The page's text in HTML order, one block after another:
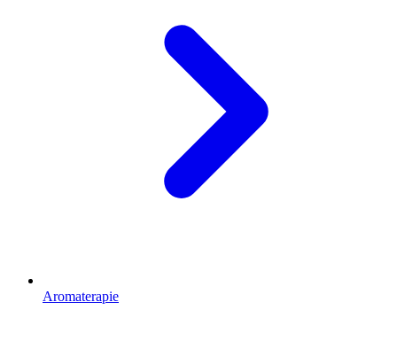
Aromaterapie